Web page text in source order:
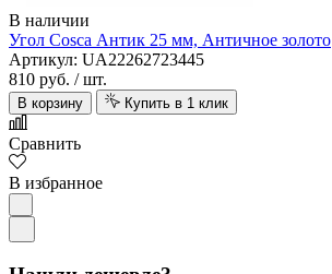
В наличии
Угол Cosca Антик 25 мм, Античное золото
Артикул: UA22262723445
810 руб. / шт.
В корзину Купить в 1 клик
Сравнить
В избранное